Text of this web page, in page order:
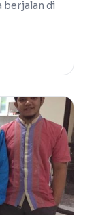
berjalan di